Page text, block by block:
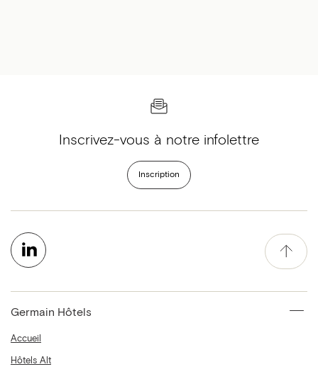
Inscrivez-vous à notre infolettre
Inscription
Germain Hôtels
Accueil
Hôtels Alt